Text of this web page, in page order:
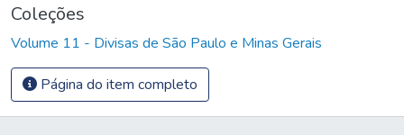
Coleções
Volume 11 - Divisas de São Paulo e Minas Gerais
Página do item completo